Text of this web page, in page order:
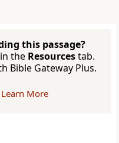
this passage?
the Resourcestab.
Bible Gateway Plus.
Learn More